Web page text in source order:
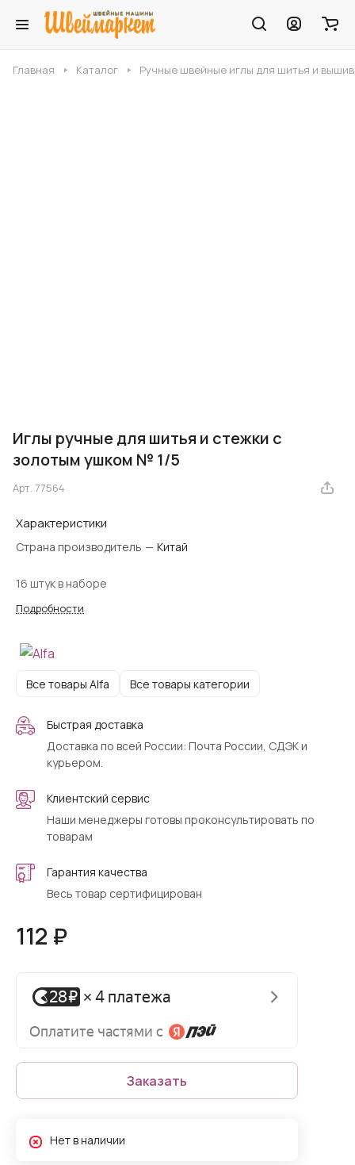
Главная Каталог Ручные швейные иглы для шитья и
Иглы ручные для шитья и стежки с
золотым ушком № 1/5
Арт. 77564
Характеристики
Страна производитель — Китай
16 штук в наборе
Подробности
Все товары Alfa Все товары категории
Быстрая доставка
Доставка по всей России: Почта России, СДЭК и
курьером.
Клиентский сервис
Наши менеджеры готовы проконсультировать по
товарам
Гарантия качества
Весь товар сертифицирован
112 ₽
Заказать
Нет в наличии